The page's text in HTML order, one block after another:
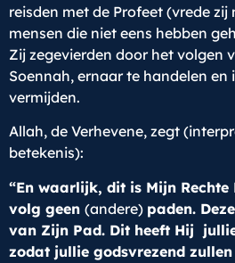
reisden met de Profeet (vrede zij
mensen die niet eens hebben
Zij zegevierden door het volgen
Soennah, ernaar te handelen en
vermijden.
Allah, de Verhevene, zegt
betekenis):
“En waarlijk, dit is Mijn Rechte
volg geen (andere) paden.
van Zijn Pad. Dit heeft Hij
zodat jullie godsvrezend zullen